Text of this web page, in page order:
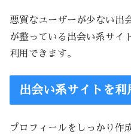
悪質なユーザーが少ない出
が整っている出会い系サイ
利用できます。
出会い系サイトを
プロフィールをしっかり作